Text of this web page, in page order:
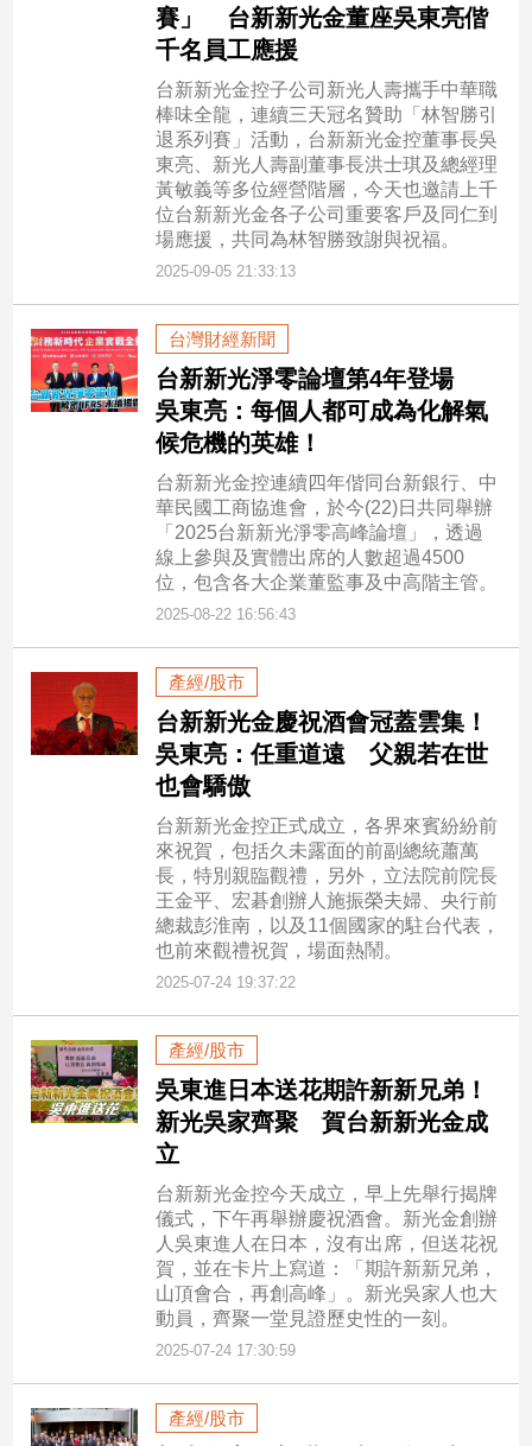
專
區
【我
的
賽」 台新新光金董座吳東亮偕
千名員工應援
台新新光金控子公司新光人壽攜手中華職
棒味全龍，連續三天冠名贊助「林智勝引
退系列賽」活動，台新新光金控董事長吳
東亮、新光人壽副董事長洪士琪及總經理
黃敏義等多位經營階層，今天也邀請上千
位台新新光金各子公司重要客戶及同仁到
場應援，共同為林智勝致謝與祝福。
2025-09-05 21:33:13
台灣財經新聞
台新新光淨零論壇第4年登場
吳東亮：每個人都可成為化解氣
候危機的英雄！
台新新光金控連續四年偕同台新銀行、中
華民國工商協進會，於今(22)日共同舉辦
「2025台新新光淨零高峰論壇」，透過
線上參與及實體出席的人數超過4500
位，包含各大企業董監事及中高階主管。
2025-08-22 16:56:43
產經/股市
台新新光金慶祝酒會冠蓋雲集！
吳東亮：任重道遠 父親若在世
也會驕傲
台新新光金控正式成立，各界來賓紛紛前
來祝賀，包括久未露面的前副總統蕭萬
長，特別親臨觀禮，另外，立法院前院長
王金平、宏碁創辦人施振榮夫婦、央行前
總裁彭淮南，以及11個國家的駐台代表，
也前來觀禮祝賀，場面熱鬧。
2025-07-24 19:37:22
產經/股市
吳東進日本送花期許新新兄弟！
新光吳家齊聚 賀台新新光金成
立
台新新光金控今天成立，早上先舉行揭牌
儀式，下午再舉辦慶祝酒會。新光金創辦
人吳東進人在日本，沒有出席，但送花祝
賀，並在卡片上寫道：「期許新新兄弟，
山頂會合，再創高峰」。新光吳家人也大
動員，齊聚一堂見證歷史性的一刻。
2025-07-24 17:30:59
產經/股市